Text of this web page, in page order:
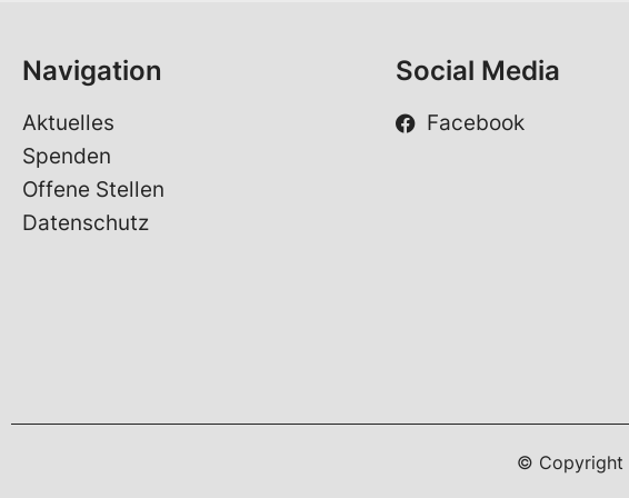
Navigation
Aktuelles
Spenden
Offene Stellen
Datenschutz
Social Media
Facebook
© Copyright